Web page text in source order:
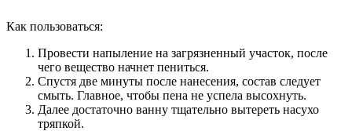
Как пользоваться:
Провести напыление на загрязненный участок, после
чего вещество начнет пениться.
Спустя две минуты после нанесения, состав следует
смыть. Главное, чтобы пена не успела высохнуть.
Далее достаточно ванну тщательно вытереть насухо
тряпкой.